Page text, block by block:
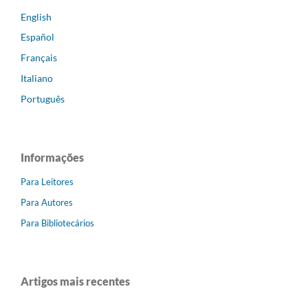
English
Español
Français
Italiano
Português
Informações
Para Leitores
Para Autores
Para Bibliotecários
Artigos mais recentes